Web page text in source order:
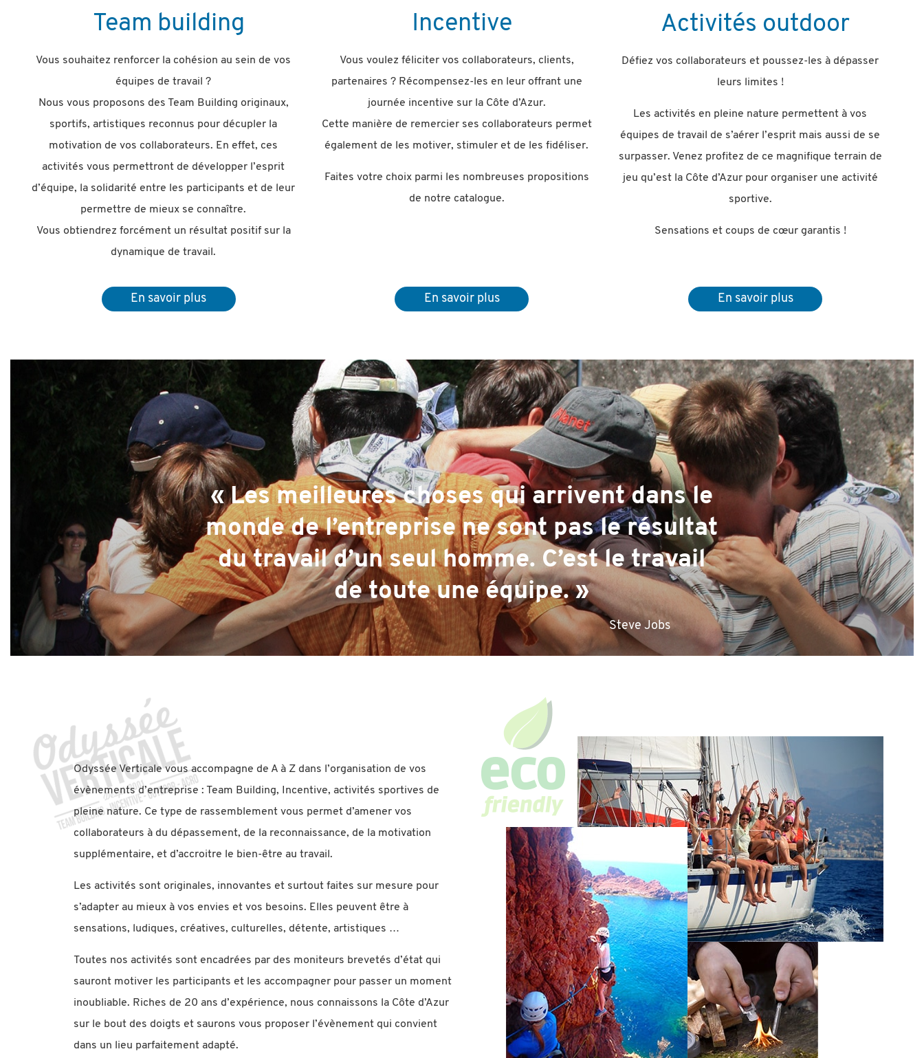
Team building
Vous souhaitez renforcer la cohésion au sein de vos
équipes de travail ?
Nous vous proposons des Team Building originaux,
sportifs, artistiques reconnus pour décupler la
motivation de vos collaborateurs. En effet, ces
activités vous permettront de développer l’esprit
d’équipe, la solidarité entre les participants et de leur
permettre de mieux se connaître.
Vous obtiendrez forcément un résultat positif sur la
dynamique de travail.
En savoir plus
Incentive
Vous voulez féliciter vos collaborateurs, clients,
partenaires ? Récompensez-les en leur offrant une
journée incentive sur la Côte d’Azur.
Cette manière de remercier ses collaborateurs permet
également de les motiver, stimuler et de les fidéliser.
Faites votre choix parmi les nombreuses propositions
de notre catalogue.
En savoir plus
Activités outdoor
Défiez vos collaborateurs et poussez-les à dépasser
leurs limites !
Les activités en pleine nature permettent à vos
équipes de travail de s’aérer l’esprit mais aussi de se
surpasser. Venez profitez de ce magnifique terrain de
jeu qu’est la Côte d’Azur pour organiser une activité
sportive.
Sensations et coups de cœur garantis !
En savoir plus
« Les meilleures choses qui arrivent dans le
monde de l’entreprise ne sont pas le résultat
du travail d’un seul homme. C’est le travail
de toute une équipe. »
Steve Jobs
Odyssée Verticale vous accompagne de A à Z dans l’organisation de vos
évènements d’entreprise : Team Building, Incentive, activités sportives de
pleine nature. Ce type de rassemblement vous permet d’amener vos
collaborateurs à du dépassement, de la reconnaissance, de la motivation
supplémentaire, et d’accroitre le bien-être au travail.
Les activités sont originales, innovantes et surtout faites sur mesure pour
s’adapter au mieux à vos envies et vos besoins. Elles peuvent être à
sensations, ludiques, créatives, culturelles, détente, artistiques …
Toutes nos activités sont encadrées par des moniteurs brevetés d’état qui
sauront motiver les participants et les accompagner pour passer un moment
inoubliable. Riches de 20 ans d’expérience, nous connaissons la Côte d’Azur
sur le bout des doigts et saurons vous proposer l’évènement qui convient
dans un lieu parfaitement adapté.